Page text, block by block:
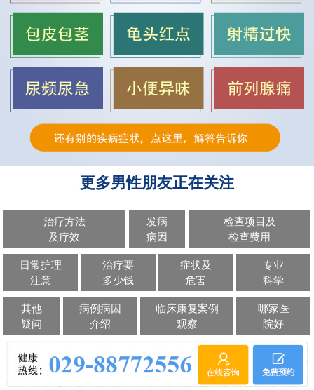
更多男性朋友正在关注
治疗方法
及疗效
发病
病因
检查项目及
检查费用
日常护理
注意
治疗要
多少钱
症状及
危害
专业
科学
其他
疑问
病例病因
介绍
临床康复案例
观察
哪家医
院好